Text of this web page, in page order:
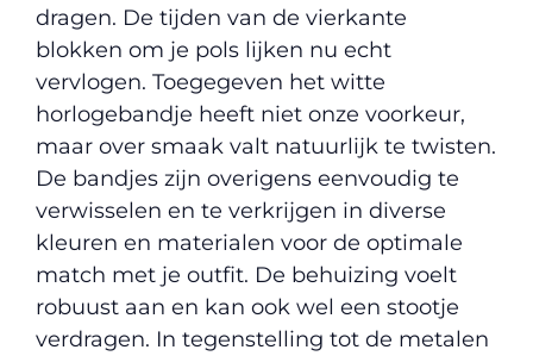
dragen. De tijden van de vierkante
blokken om je pols lijken nu echt
vervlogen. Toegegeven het witte
horlogebandje heeft niet onze voorkeur,
maar over smaak valt natuurlijk te twisten.
De bandjes zijn overigens eenvoudig te
verwisselen en te verkrijgen in diverse
kleuren en materialen voor de optimale
match met je outfit. De behuizing voelt
robuust aan en kan ook wel een stootje
verdragen. In tegenstelling tot de metalen